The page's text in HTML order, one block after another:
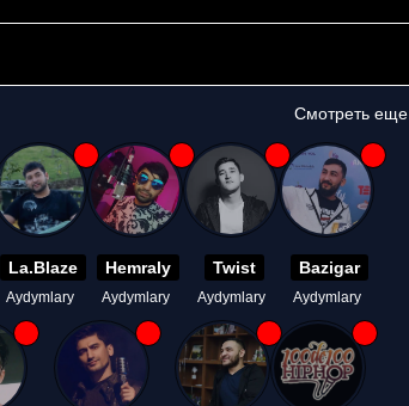
Смотреть еще
La.Blaze
Aydymlary
Hemraly
Aydymlary
Twist
Aydymlary
Bazigar
Aydymlary